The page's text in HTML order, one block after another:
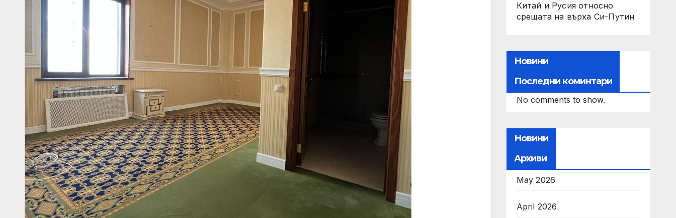
Китай и Русия относно
срещата на върха Си-Путин
Новини
Последни коминтари
No comments to show.
Новини
Архиви
May 2026
April 2026